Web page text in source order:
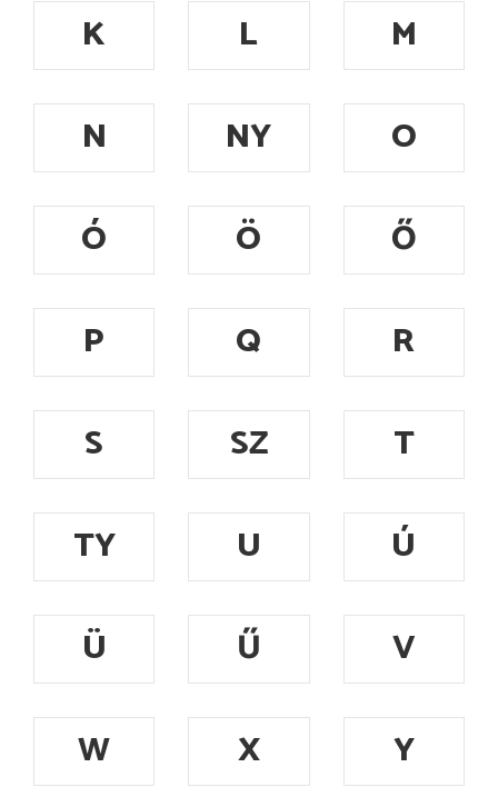
K L
M
N
NY
O
Ó
Ö
Ő
P
Q
R
S
SZ
T
TY
U
Ú
Ü
Ű
V
W
X
Y